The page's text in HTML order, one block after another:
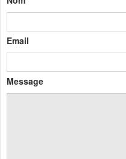
Email
Message